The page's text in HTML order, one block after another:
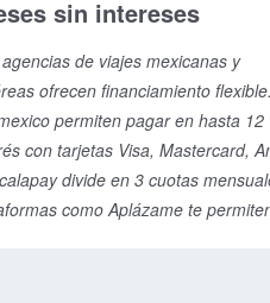
agrega 3-5 días extras para
sin intereses
de viajes mexicanas y
ofrecen financiamiento
permiten pagar en hasta 12
con tarjetas Visa, Mastercard,
divide en 3 cuotas
como Aplázame te